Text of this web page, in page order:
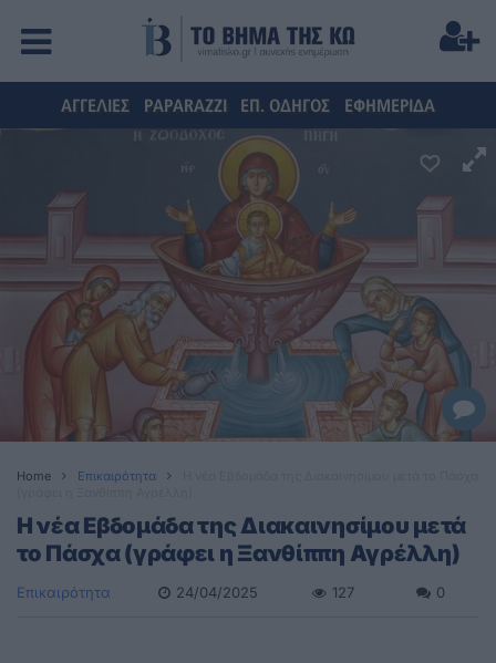
ΑΓΓΕΛΙΕΣ PAPARAZZI ΕΠ. ΟΔΗΓΟΣ ΕΦΗΜΕΡΙΔΑ
Home Επικαιρότητα
Η νέα Εβδομάδα της Διακαινησίμου μετά
το Πάσχα (γράφει η Ξανθίππη Αγρέλλη)
Επικαιρότητα 24/04/2025 127 0